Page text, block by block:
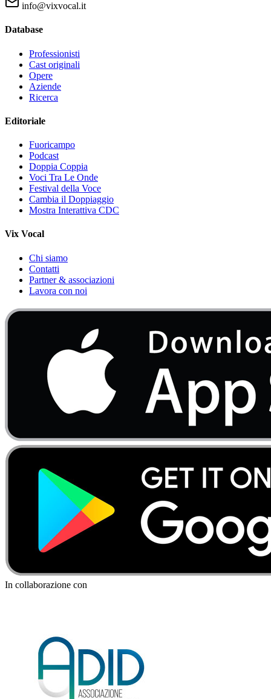
info@vixvocal.it
Database
Professionisti
Cast originali
Opere
Aziende
Ricerca
Editoriale
Fuoricampo
Podcast
Doppia Coppia
Voci Tra Le Onde
Festival della Voce
Cambia il Doppiaggio
Mostra Interattiva CDC
Vix Vocal
Chi siamo
Contatti
Partner & associazioni
Lavora con noi
In collaborazione con